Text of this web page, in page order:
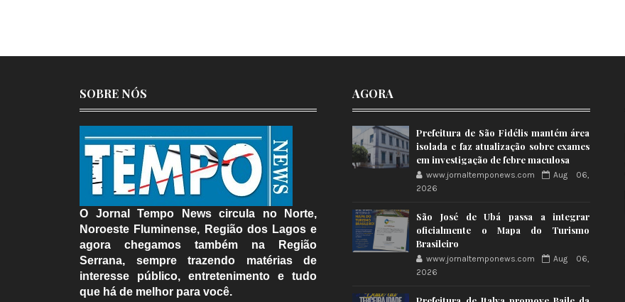
SOBRE NÓS
O Jornal Tempo News circula no Norte,
Noroeste Fluminense, Região dos Lagos e
agora chegamos também na Região
Serrana, sempre trazendo matérias de
interesse público, entretenimento e tudo
que há de melhor para você.
AGORA
Prefeitura de São Fidélis mantém área
isolada e faz atualização sobre exames
em investigação de febre maculosa
www.jornaltemponews.com
Aug 06,
2026
São José de Ubá passa a integrar
oficialmente o Mapa do Turismo
Brasileiro
www.jornaltemponews.com
Aug 06,
2026